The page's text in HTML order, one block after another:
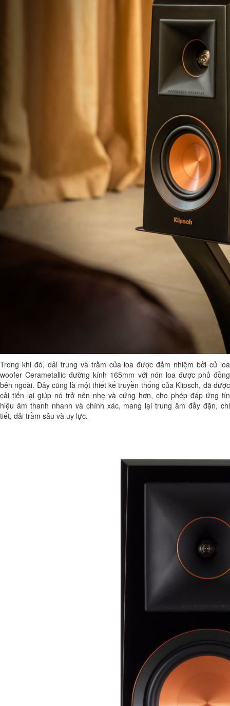
Trong khi đó, dải trung và trầm của loa được đảm nhiệm bởi củ loa
woofer Cerametallic đường kính 165mm với nón loa được phủ đồng
bên ngoài. Đây cũng là một thiết kế truyền thống của Klipsch, đã được
cải tiến lại giúp nó trở nên nhẹ và cứng hơn, cho phép đáp ứng tín
hiệu âm thanh nhanh và chính xác, mang lại trung âm đầy đặn, chi
tiết, dải trầm sâu và uy lực.